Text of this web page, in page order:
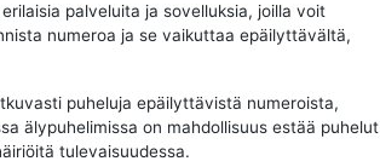
palveluita ja sovelluksia, joilla voit
numeroa ja se vaikuttaa epäilyttävältä,
puheluja epäilyttävistä numeroista,
älypuhelimissa on mahdollisuus estää puhelut
tulevaisuudessa.